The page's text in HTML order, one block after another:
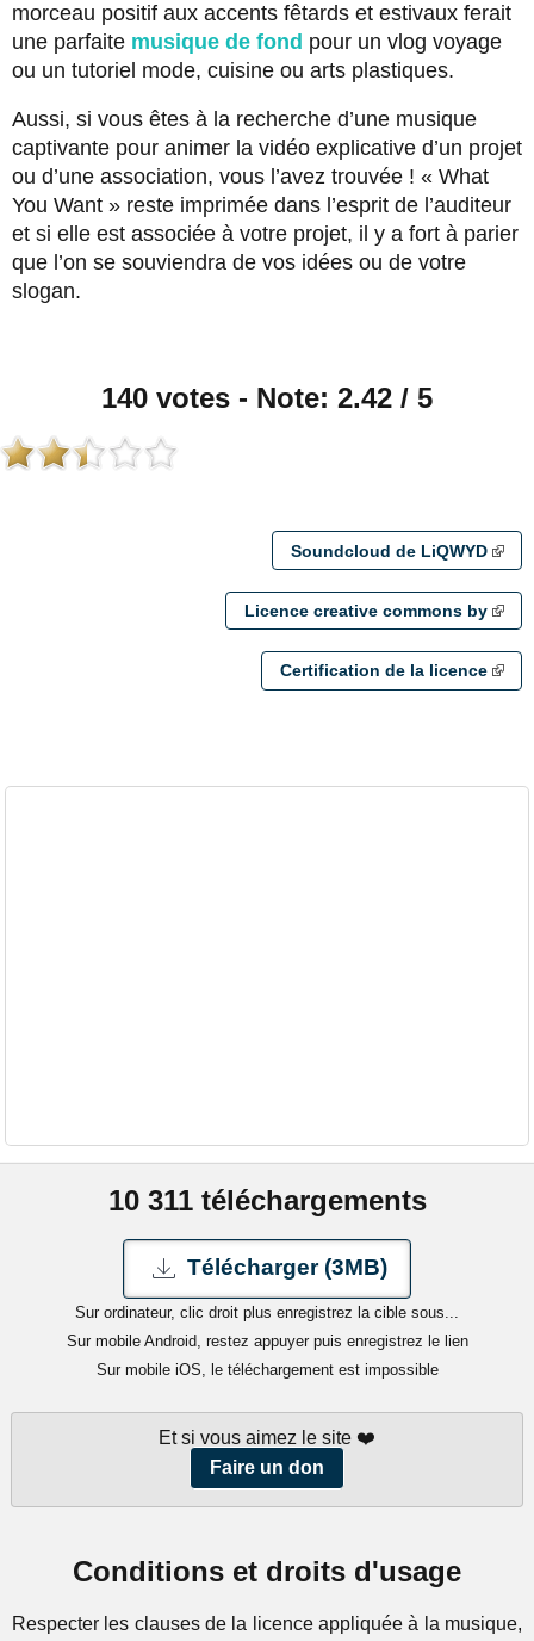
morceau positif aux accents fêtards et estivaux ferait
une parfaite musique de fond pour un vlog voyage
ou un tutoriel mode, cuisine ou arts plastiques.
Aussi, si vous êtes à la recherche d’une musique
captivante pour animer la vidéo explicative d’un projet
ou d’une association, vous l’avez trouvée ! « What
You Want » reste imprimée dans l’esprit de l’auditeur
et si elle est associée à votre projet, il y a fort à parier
que l’on se souviendra de vos idées ou de votre
slogan.
140 votes - Note: 2.42 / 5
Soundcloud de LiQWYD
Licence creative commons by
Certification de la licence
10 311 téléchargements
Télécharger (3MB)
Sur ordinateur, clic droit plus enregistrez la cible sous...
Sur mobile Android, restez appuyer puis enregistrez le lien
Sur mobile iOS, le téléchargement est impossible
Et si vous aimez le site ❤️
Faire un don
Conditions et droits d'usage
Respecter les clauses de la licence appliquée à la musique,